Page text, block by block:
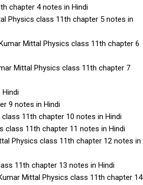
chapter 4 notes in Hindi
Physics class 11th chapter 5 notes in
Kumar Mittal Physics class 11th chapter 6
Mittal Physics class 11th chapter 7
Hindi
9 notes in Hindi
class 11th chapter 10 notes in Hindi
class 11th chapter 11 notes in Hindi
Physics class 11th chapter 12 notes in
11th chapter 13 notes in Hindi
Mittal Physics class 11th chapter 14